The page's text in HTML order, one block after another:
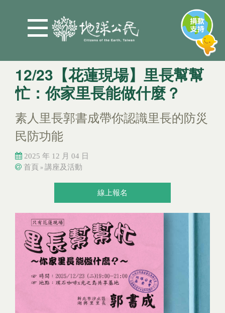
12/23【花蓮現場】里長幫幫
忙：你家里長能做什麼？
素人里長郭書成帶你認識里長的防災
民防功能
2025 年 12 月 04 日
您在這裡
首頁 » 講座及活動
線上報名